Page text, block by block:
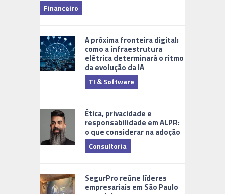
Financeiro
A próxima fronteira digital:
como a infraestrutura
elétrica determinará o ritmo
da evolução da IA
TI & Software
Ética, privacidade e
responsabilidade em ALPR:
o que considerar na adoção
Consultoria
SegurPro reúne líderes
empresariais em São Paulo